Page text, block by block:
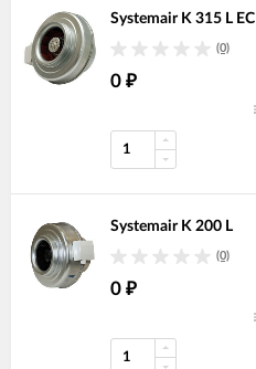
Systemair K 315 L EC
(0)
0 ₽
Systemair K 200 L
(0)
0 ₽